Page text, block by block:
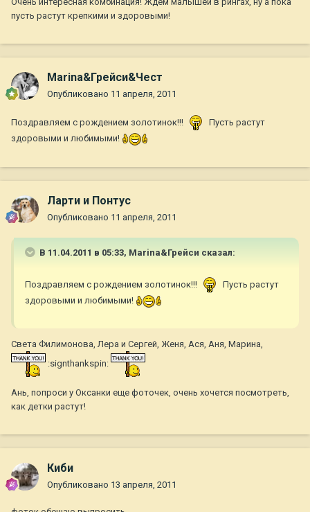
пусть растут крепкими и здоровыми!
Marina&Грейси&Чест
Опубликовано 11 апреля, 2011
Поздравляем с рождением золотинок!!!
Пусть растут
здоровыми и любимыми!
Ларти и Понтус
Опубликовано 11 апреля, 2011
В 11.04.2011 в 05:33, Marina&Грейси сказал:
Поздравляем с рождением золотинок!!!
Пусть растут
здоровыми и любимыми!
Света Филимонова, Лера и Сергей, Женя, Ася, Аня, Марина,
:signthankspin:
Ань, попроси у Оксанки еще фоточек, очень хочется посмотреть,
как детки растут!
Киби
Опубликовано 13 апреля, 2011